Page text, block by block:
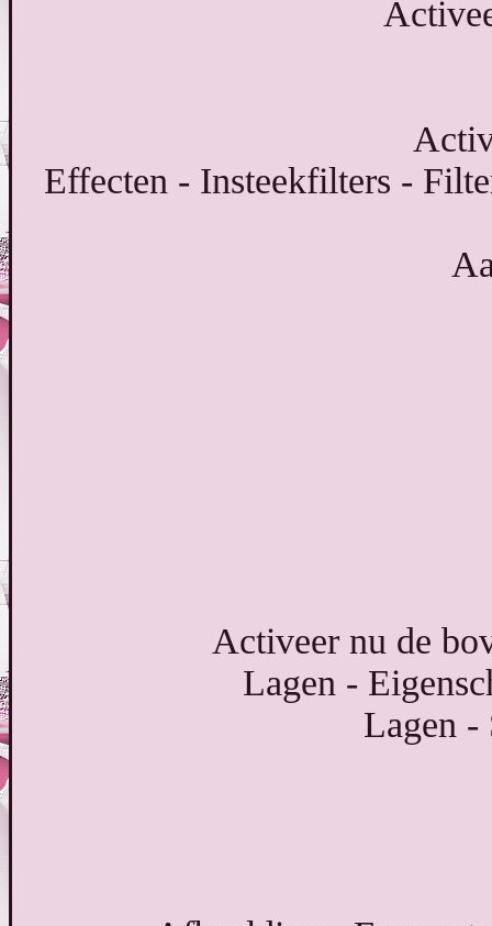
Effecten - Insteekfilters -
Activeer nu de
Lagen -
Lagen -